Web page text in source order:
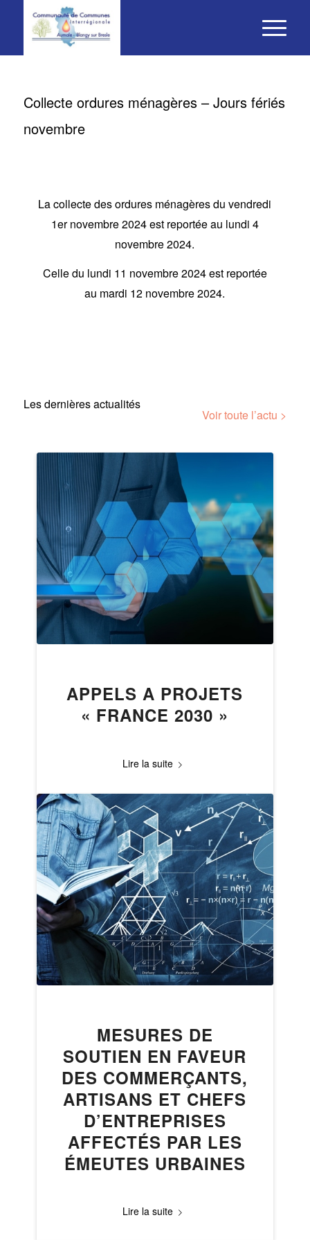
Collecte ordures ménagères – Jours fériés
novembre
La collecte des ordures ménagères du vendredi
1er novembre 2024 est reportée au lundi 4
novembre 2024.
Celle du lundi 11 novembre 2024 est reportée
au mardi 12 novembre 2024.
Les dernières actualités
Voir toute l’actu >
APPELS A PROJETS
« FRANCE 2030 »
Lire la suite
MESURES DE
SOUTIEN EN FAVEUR
DES COMMERÇANTS,
ARTISANS ET CHEFS
D’ENTREPRISES
AFFECTÉS PAR LES
ÉMEUTES URBAINES
Lire la suite